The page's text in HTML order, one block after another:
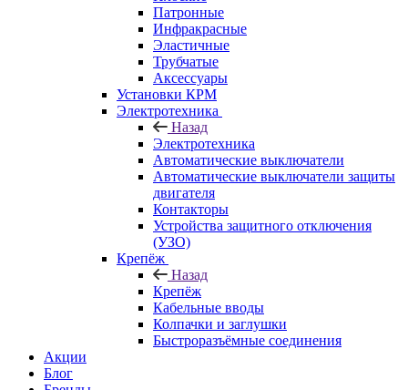
Патронные
Инфракрасные
Эластичные
Трубчатые
Аксессуары
Установки КРМ
Электротехника
Назад
Электротехника
Автоматические выключатели
Автоматические выключатели защиты
двигателя
Контакторы
Устройства защитного отключения
(УЗО)
Крепёж
Назад
Крепёж
Кабельные вводы
Колпачки и заглушки
Быстроразъёмные соединения
Акции
Блог